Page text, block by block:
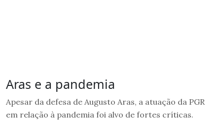
Aras e a pandemia
Apesar da defesa de Augusto Aras, a atuação da PGR
em relação à pandemia foi alvo de fortes críticas.